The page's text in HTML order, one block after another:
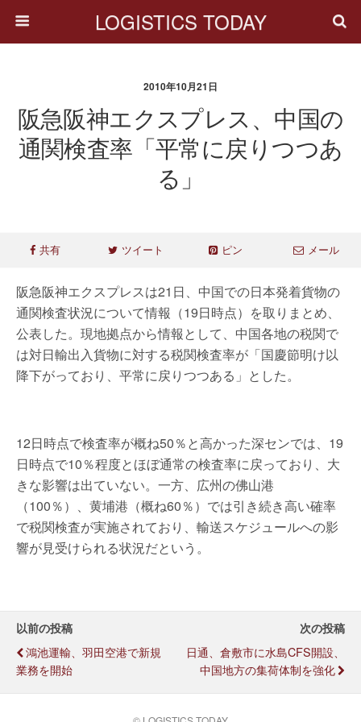
LOGISTICS TODAY
2010年10月21日
阪急阪神エクスプレス、中国の
通関検査率「平常に戻りつつあ
る」
共有 ツイート ピン メール
阪急阪神エクスプレスは21日、中国での日本発着貨物の
通関検査状況について情報（19日時点）を取りまとめ、
公表した。現地拠点から情報として、中国各地の税関で
は対日輸出入貨物に対する税関検査率が「国慶節明け以
降下がっており、平常に戻りつつある」とした。
12日時点で検査率が概ね50％と高かった深センでは、19
日時点で10％程度とほぼ通常の検査率に戻っており、大
きな影響は出ていない。一方、広州の佛山港
（100％）、黄埔港（概ね60％）では引き続き高い確率
で税関検査が実施されており、輸送スケジュールへの影
響が見受けられる状況だという。
以前の投稿
鴻池運輸、羽田空港で新規
業務を開始
次の投稿
日通、倉敷市に水島CFS開設、
中国地方の集荷体制を強化